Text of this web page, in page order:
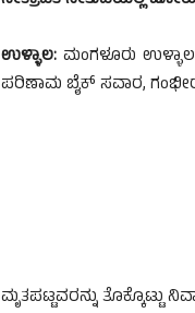
ಉಳ್ಳಾಲ: ಮಂಗಳೂರು
ಪರಿಣಾಮ ಬೈಕ್ ಸವಾರ,
ಮೃತಪಟ್ಟವರನ್ನು